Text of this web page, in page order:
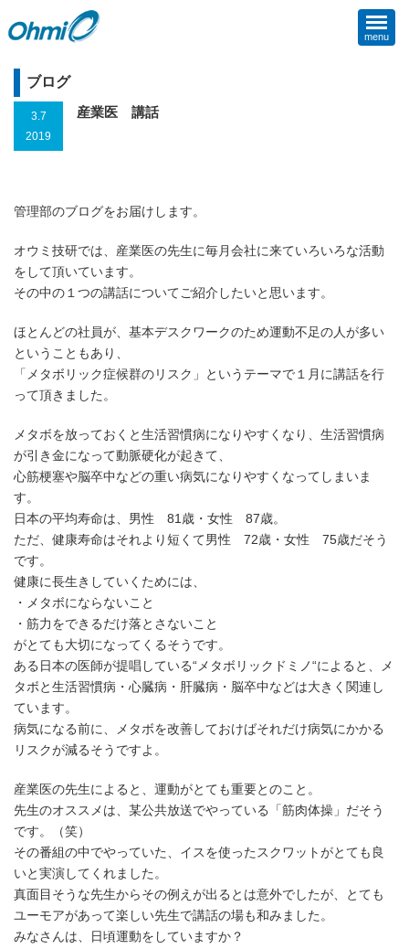
menu
ブログ
3.7
2019
産業医 講話
管理部のブログをお届けします。
オウミ技研では、産業医の先生に毎月会社に来ていろいろな活動
をして頂いています。
その中の１つの講話についてご紹介したいと思います。
ほとんどの社員が、基本デスクワークのため運動不足の人が多い
ということもあり、
「メタボリック症候群のリスク」というテーマで１月に講話を行
って頂きました。
メタボを放っておくと生活習慣病になりやすくなり、生活習慣病
が引き金になって動脈硬化が起きて、
心筋梗塞や脳卒中などの重い病気になりやすくなってしまいま
す。
日本の平均寿命は、男性 81歳・女性 87歳。
ただ、健康寿命はそれより短くて男性 72歳・女性 75歳だそう
です。
健康に長生きしていくためには、
・メタボにならないこと
・筋力をできるだけ落とさないこと
がとても大切になってくるそうです。
ある日本の医師が提唱している“メタボリックドミノ“によると、メ
タボと生活習慣病・心臓病・肝臓病・脳卒中などは大きく関連し
ています。
病気になる前に、メタボを改善しておけばそれだけ病気にかかる
リスクが減るそうですよ。
産業医の先生によると、運動がとても重要とのこと。
先生のオススメは、某公共放送でやっている「筋肉体操」だそう
です。（笑）
その番組の中でやっていた、イスを使ったスクワットがとても良
いと実演してくれました。
真面目そうな先生からその例えが出るとは意外でしたが、とても
ユーモアがあって楽しい先生で講話の場も和みました。
みなさんは、日頃運動をしていますか？